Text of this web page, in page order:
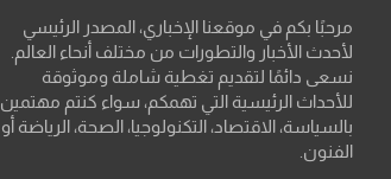
مرحبًا بكم في موقعنا الإخباري، المصدر الرئيسي
لأحدث الأخبار والتطورات من مختلف أنحاء العالم.
نسعى دائمًا لتقديم تغطية شاملة وموثوقة
للأحداث الرئيسية التي تهمكم، سواء كنتم مهتمين
بالسياسة، الاقتصاد، التكنولوجيا، الصحة، الرياضة أو
الفنون.